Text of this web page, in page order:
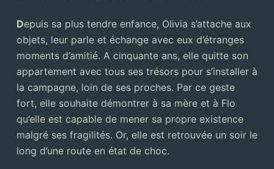
Depuis sa plus tendre enfance, Olivia s’attache aux
objets, leur parle et échange avec eux d’étranges
moments d’amitié. A cinquante ans, elle quitte son
appartement avec tous ses trésors pour s’installer à
la campagne, loin de ses proches. Par ce geste
fort, elle souhaite démontrer à sa mère et à Flo
qu’elle est capable de mener sa propre existence
malgré ses fragilités. Or, elle est retrouvée un soir le
long d’une route en état de choc.